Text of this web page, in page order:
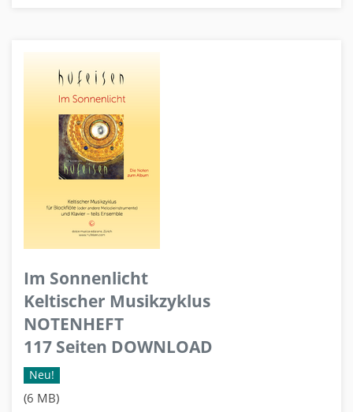
Im Sonnenlicht
Keltischer Musikzyklus
NOTENHEFT
117 Seiten DOWNLOAD
Neu!
(6 MB)